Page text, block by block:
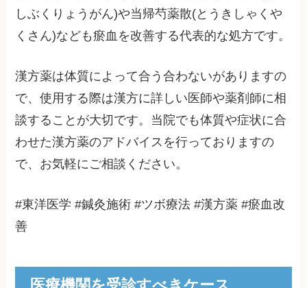
しぶくりょうがん)や当帰芍薬散(とうきしゃくや
くさん)なども瘀血を改善する代表的な処方です。
漢方薬は体質によって合う合わないがありますの
で、使用する際は漢方に詳しい医師や薬剤師に相
談することが大切です。当院でも体質や症状に合
わせた漢方薬のアドバイスを行っておりますの
で、お気軽にご相談ください。
#東洋医学 #鍼灸施術 #ツボ療法 #漢方薬 #瘀血改
善